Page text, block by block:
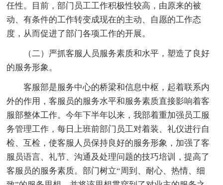
任性。目前，部门员工工作积极性较高，由原来的被
动、有条件的工作转变成现在的主动、自愿的工作态
度，从而促进了部门各项工作的开展。
（二）严抓客服人员服务素质和水平，塑造了良好
的服务形象。
客服部是服务中心的桥梁和信息中枢，起着联系内
外的作用，客服员的服务水平和服务素质直接影响着客
服部整体工作。今年下半年以来，我部着重加强员工服
务管理工作，每日上班前部门员工对着装、礼仪进行自
检、互检，使客服人员保持良好的服务形象，加强了客
服员语言、礼节、沟通及处理问题的技巧培训，提高了
客服员的服务素质。部门树立“周到、耐心、热情、细